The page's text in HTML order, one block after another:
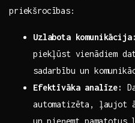
priekšrocības:
Uzlabota komunikācija:
piekļūst vienādiem⁢
sadarbību un
Efektīvāka analīze:
automatizēta, ļaujot